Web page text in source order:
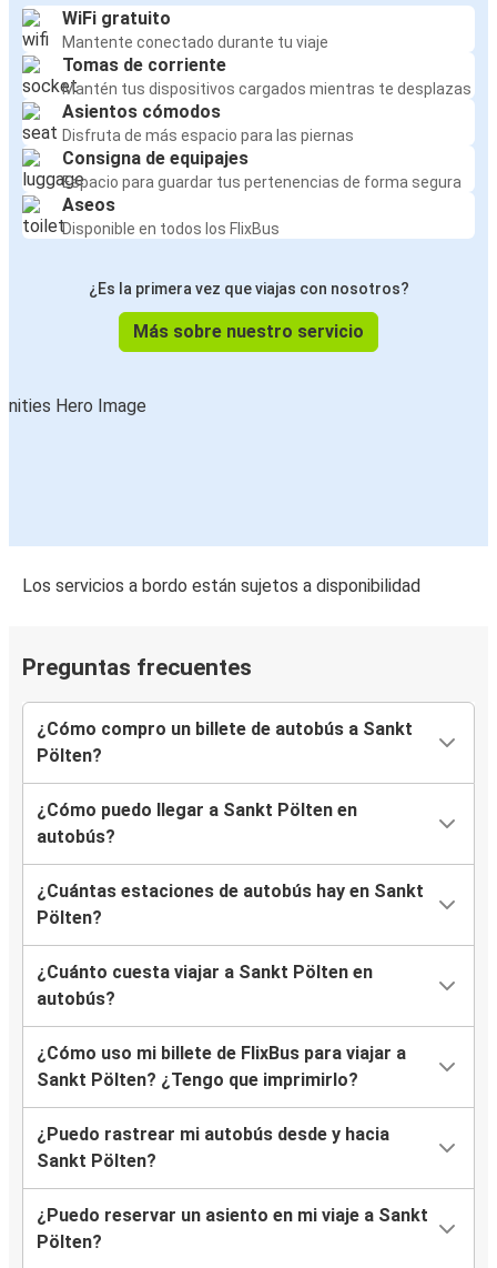
WiFi gratuito
Mantente conectado durante tu viaje
Tomas de corriente
Mantén tus dispositivos cargados mientras te desplazas
Asientos cómodos
Disfruta de más espacio para las piernas
Consigna de equipajes
Espacio para guardar tus pertenencias de forma segura
Aseos
Disponible en todos los FlixBus
¿Es la primera vez que viajas con nosotros?
Más sobre nuestro servicio
Los servicios a bordo están sujetos a disponibilidad
Preguntas frecuentes
¿Cómo compro un billete de autobús a Sankt
Pölten?
¿Cómo puedo llegar a Sankt Pölten en
autobús?
¿Cuántas estaciones de autobús hay en Sankt
Pölten?
¿Cuánto cuesta viajar a Sankt Pölten en
autobús?
¿Cómo uso mi billete de FlixBus para viajar a
Sankt Pölten? ¿Tengo que imprimirlo?
¿Puedo rastrear mi autobús desde y hacia
Sankt Pölten?
¿Puedo reservar un asiento en mi viaje a Sankt
Pölten?